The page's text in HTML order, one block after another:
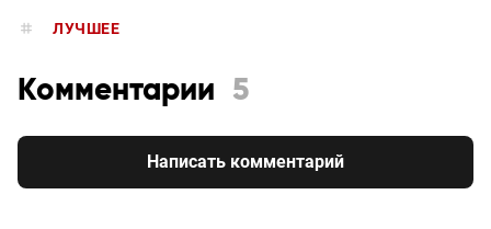
ЛУЧШЕЕ
Комментарии 5
Написать комментарий